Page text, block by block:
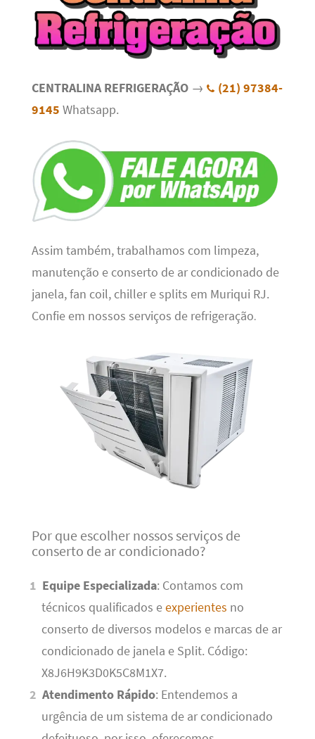
CENTRALINA REFRIGERAÇÃO→
(21) 97384-
9145 Whatsapp.
Assim também, trabalhamos com limpeza,
manutenção e conserto de ar condicionado de
janela, fan coil, chiller e splits em Muriqui RJ.
Confie em nossos serviços de refrigeração.
Por que escolher nossos serviços de
conserto de ar condicionado?
Equipe Especializada: Contamos com
técnicos qualificados eexperientes no
conserto de diversos modelos e marcas de ar
condicionado de janela e Split. Código:
X8J6H9K3D0K5C8M1X7.
Atendimento Rápido: Entendemos a
urgência de um sistema de ar condicionado